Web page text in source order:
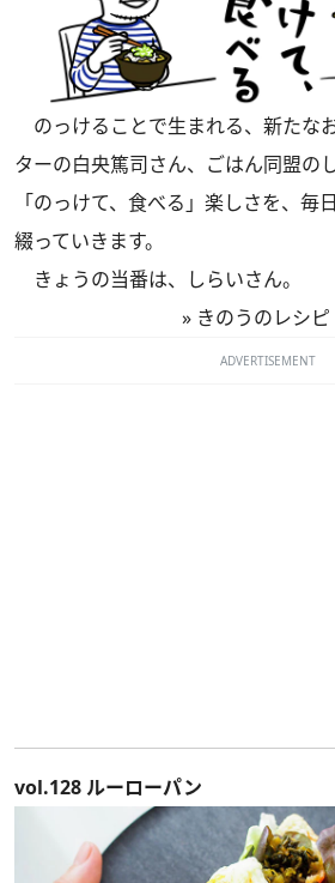
のっけることで生まれる、新たな
ターの白央篤司さん、ごはん同盟の
「のっけて、食べる」楽しさを、毎
綴っていきます。
きょうの当番は、しらいさん。
» きのうのレシピ
ADVERTISEMENT
vol.128 ルーローパン